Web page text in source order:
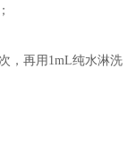
次，再用 1mL纯水淋洗